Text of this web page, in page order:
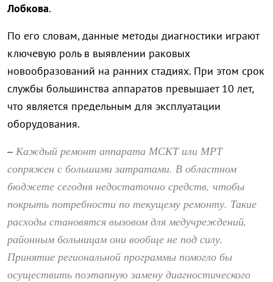
Лобкова.
По его словам, данные методы диагностики играют
ключевую роль в выявлении раковых
новообразований на ранних стадиях. При этом срок
службы большинства аппаратов превышает 10 лет,
что является предельным для эксплуатации
оборудования.
–Каждый ремонт аппарата МСКТ или МРТ
сопряжен с большими затратами. В областном
бюджете сегодня недостаточно средств, чтобы
покрыть потребности по текущему ремонту. Такие
расходы становятся вызовом для медучреждений,
районным больницам они вообще не под силу.
Принятие региональной программы помогло бы
осуществить поэтапную замену диагностического